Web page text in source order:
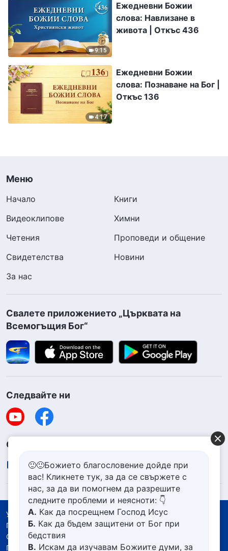
9:15
Ежедневни Божии
слова: Навлизане в
живота | Откъс 436
4:17
Ежедневни Божии
слова: Познаване на Бог |
Откъс 136
Меню
Начало
Книги
Видеоклипове
Химни
Четения
Проповеди и общение
Свидетелства
Новини
За нас
Свалете приложението „Църквата на
Всемогъщия Бог“
Следвайте ни
Свържете се с нас
contact.bg@godfootsteps.org
Условия за ползване
Политика за поверителност
Със съдействието на
Политика за бисквитките
🙂🙂Божието благословение дойде при
вас! Кликнете тук, за да се свържете с
нас, за да ви помогнем да разрешите
следните проблеми и неясноти: 👇
А. Как да посрещнем Господ Исус
Б. Как да бъдем защитени от Бог при
бедствия
В. Искам да изучавам Божиите думи, за